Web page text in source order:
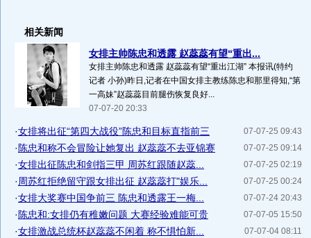
相关新闻
女排主帅陈忠和透露 赵蕊蕊有望“重出...
女排主帅陈忠和透露 赵蕊蕊有望“重出江湖” 本报讯(特约
记者 小孙)昨日,记者在中国女排主教练陈忠和那里得知,“第
一高妹”赵蕊蕊目前腿伤恢复良好...
07-07-20 20:33
07-07-25 09:43
·女排将出征“第四大战役”陈忠和目标直指前三
07-07-25 09:14
· 陈忠和称不会冒险让她复出 赵蕊蕊不去亚锦赛
07-07-25 02:19
·女排出征陈忠和剑指三甲 周苏红跟随赵蕊...
07-07-25 00:24
· 周苏红拒绝留守跟女排出征 赵蕊蕊打"娱乐...
07-07-24 20:43
·女排大奖赛中国争前三 陈忠和透露王一梅...
07-07-05 15:50
· 陈忠和:女排仍有稚嫩问题 大赛经验难能可贵
07-07-04 08:11
·女排激战总统杯赵蕊蕊不闲着 称不惧怕新...